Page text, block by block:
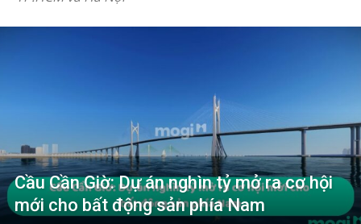
Cầu Cần Giờ: Dự án nghìn tỷ mở ra cơ hội
mới cho bất động sản phía Nam